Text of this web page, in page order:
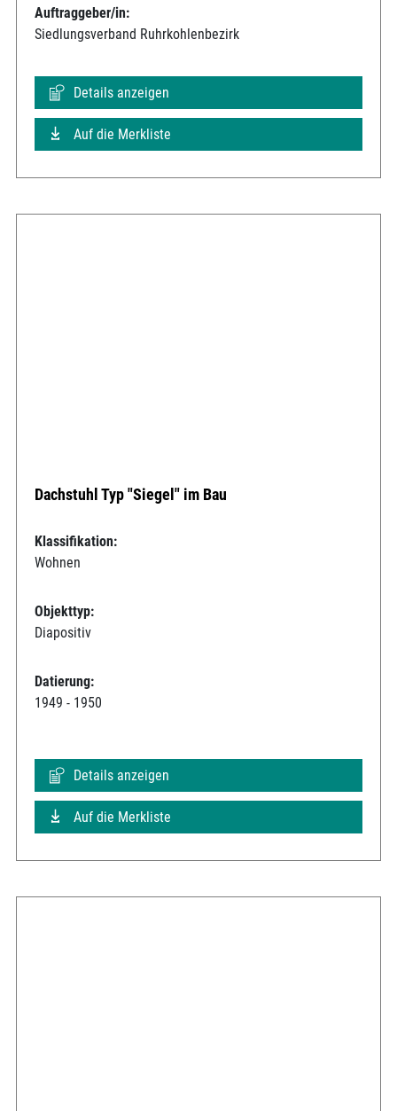
Auftraggeber/in:
Siedlungsverband Ruhrkohlenbezirk
Details anzeigen
Auf die Merkliste
Dachstuhl Typ "Siegel" im Bau
Klassifikation:
Wohnen
Objekttyp:
Diapositiv
Datierung:
1949 - 1950
Details anzeigen
Auf die Merkliste